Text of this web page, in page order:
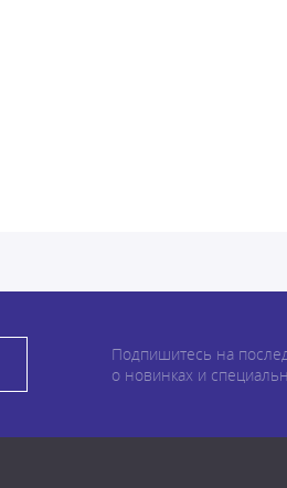
Подпишитесь на
о новинках и